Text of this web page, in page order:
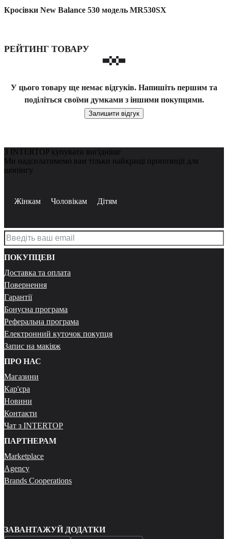
Кросівки New Balance 530 модель MR530SX
РЕЙТИНГ ТОВАРУ
У цього товару ще немає відгуків. Напишіть першим та
поділіться своїми думками з іншими покупцями.
Залишити відгук
З INTERTOP купувати вигідніше
Ми надсилатимемо вам тільки найкращі пропозиції для
шопінгу
Жінкам Чоловікам Дітям
ПОКУПЦЕВІ
Доставка та оплата
Повернення
Гарантії
Бонусна програма
Реферальна програма
Електронний куточок покупця
Запис на макіяж
ПРО НАС
Магазини
Кар'єра
Новини
Контакти
Чат з INTERTOP
ПАРТНЕРАМ
Marketplace
Agency
Brands Cooperations
ЗАВАНТАЖУЙ ДОДАТКИ